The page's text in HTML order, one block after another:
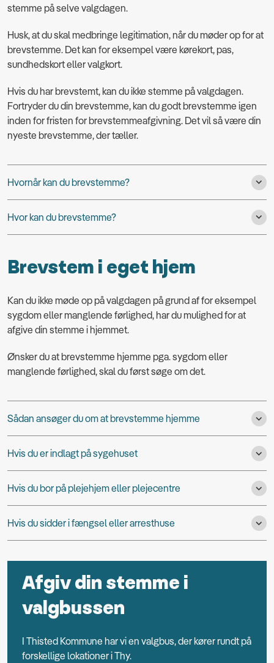
stemme på selve valgdagen.
Husk, at du skal medbringe legitimation, når du møder op for at
brevstemme. Det kan for eksempel være kørekort, pas,
sundhedskort eller valgkort.
Hvis du har brevstemt, kan du ikke stemme på valgdagen.
Fortryder du din brevstemme, kan du godt brevstemme igen
inden for fristen for brevstemmeafgivning. Det vil så være din
nyeste brevstemme, der tæller.
Hvornår kan du brevstemme?
Hvor kan du brevstemme?
Brevstem i eget hjem
Kan du ikke møde op på valgdagen på grund af for eksempel
sygdom eller manglende førlighed, har du mulighed for at
afgive din stemme i hjemmet.
Ønsker du at brevstemme hjemme pga. sygdom eller
manglende førlighed, skal du først søge om det.
Sådan ansøger du om at brevstemme hjemme
Hvis du er indlagt på sygehuset
Hvis du bor på plejehjem eller plejecentre
Hvis du sidder i fængsel eller arresthuse
Afgiv din stemme i
valgbussen
I Thisted Kommune har vi en valgbus, der kører rundt på
forskellige lokationer i Thy.